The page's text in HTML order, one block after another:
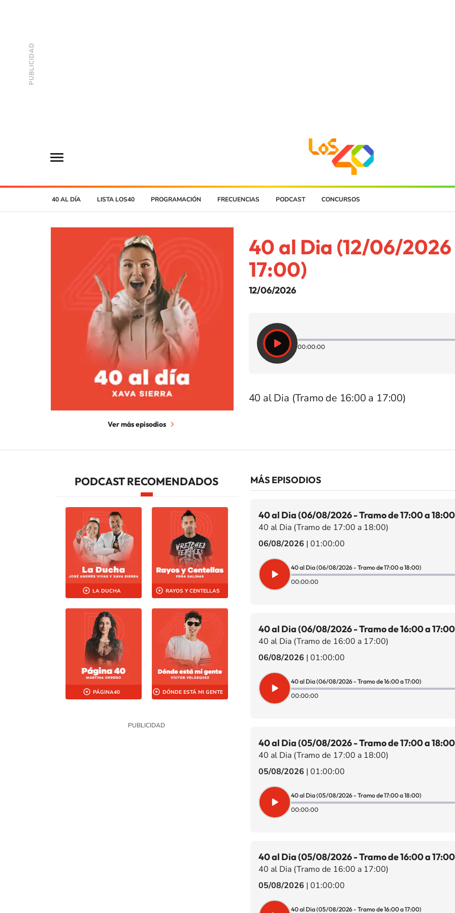
40 AL DÍA LISTA LOS40 PROGRAMACIÓN FRECUENCIAS PODCAST CONCURSOS
Ver más episodios
40 al Dia (12/06/
17:00)
12/06/2026
00:00:00
40 al Dia (Tramo de 16:00 a 17:00)
MÁS EPISODIOS
40 al Dia (06/08/2026 - Tramo de 17:00 a
40 al Dia (Tramo de 17:00 a 18:00)
06/08/2026 | 01:00:00
40 al Dia (06/08/2026 - Tramo de 17:00 a 18:00)
00:00:00
40 al Dia (06/08/2026 - Tramo de 16:00 a
40 al Dia (Tramo de 16:00 a 17:00)
06/08/2026 | 01:00:00
40 al Dia (06/08/2026 - Tramo de 16:00 a 17:00)
00:00:00
40 al Dia (05/08/2026 - Tramo de 17:00 a
40 al Dia (Tramo de 17:00 a 18:00)
05/08/2026 | 01:00:00
40 al Dia (05/08/2026 - Tramo de 17:00 a 18:00)
00:00:00
40 al Dia (05/08/2026 - Tramo de 16:00 a
40 al Dia (Tramo de 16:00 a 17:00)
05/08/2026 | 01:00:00
40 al Dia (05/08/2026 - Tramo de 16:00 a 17:00)
PODCAST RECOMENDADOS
LA DUCHA RAYOS Y CENTELLAS
PÁGINA40 DÓNDE ESTÁ MI GENTE